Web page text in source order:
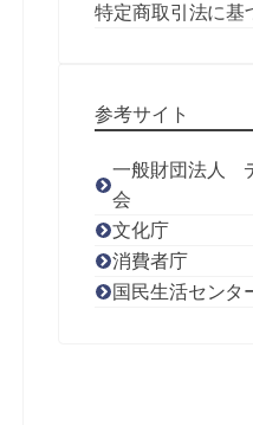
特定商取引法に基
参考サイト
一般財団法人
会
文化庁
消費者庁
国民生活センタ